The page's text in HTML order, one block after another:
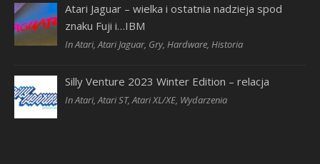
Atari Jaguar – wielka i ostatnia nadzieja spod
znaku Fuji i…IBM
In Atari, Atari Jaguar, Gry, Hardware, Historia
Silly Venture 2023 Winter Edition – relacja
In Atari, Atari ST, Atari XL/XE, Wydarzenia